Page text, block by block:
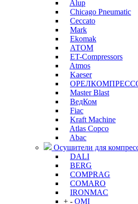
Alup
Chicago Pneumatic
Ceccato
Mark
Ekomak
АТОМ
ET-Compressors
Atmos
Kaeser
Master Blast
ВедКом
Fiac
Kraft Machine
Atlas Copco
Abac
Осушители для
DALI
BERG
COMPRAG
COMARO
IRONMAC
+ - OMI